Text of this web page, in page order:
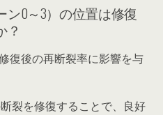
0～3）の位置は修復
？
復後の再断裂率に影響を与
裂を修復することで、良好